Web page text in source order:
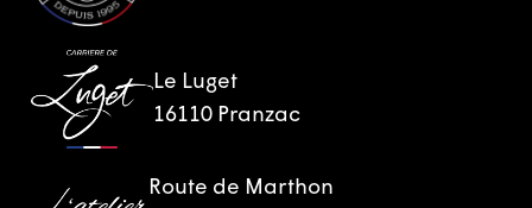
Le Luget
16110 Pranzac
Route de Marthon